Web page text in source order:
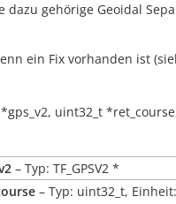
dazu gehörige Geoidal
ein Fix vorhanden ist
*gps_v2, uint32_t *ret_course
– Typ: TF_GPSV2 *
– Typ: uint32_t,